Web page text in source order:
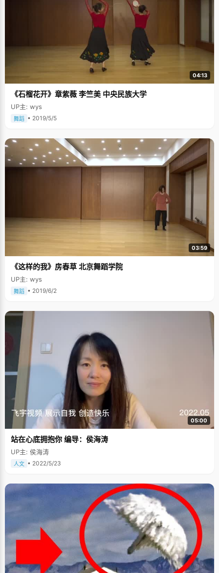
04:13
《石榴花开》章紫薇 李竺美 中央民族大学
UP主: wys
舞蹈 • 2019/5/5
03:59
《这样的我》房春草 北京舞蹈学院
UP主: wys
舞蹈 • 2019/6/2
05:00
站在心底拥抱你 编导：侯海涛
UP主: 侯海涛
人文 • 2022/5/23